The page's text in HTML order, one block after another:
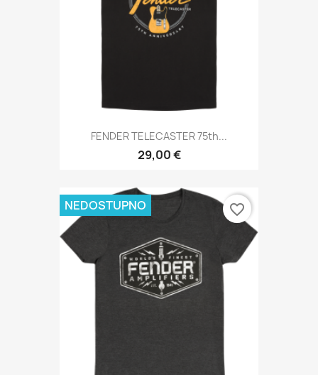
FENDER TELECASTER 75th...
29,00 €
NEDOSTUPNO favorite_border